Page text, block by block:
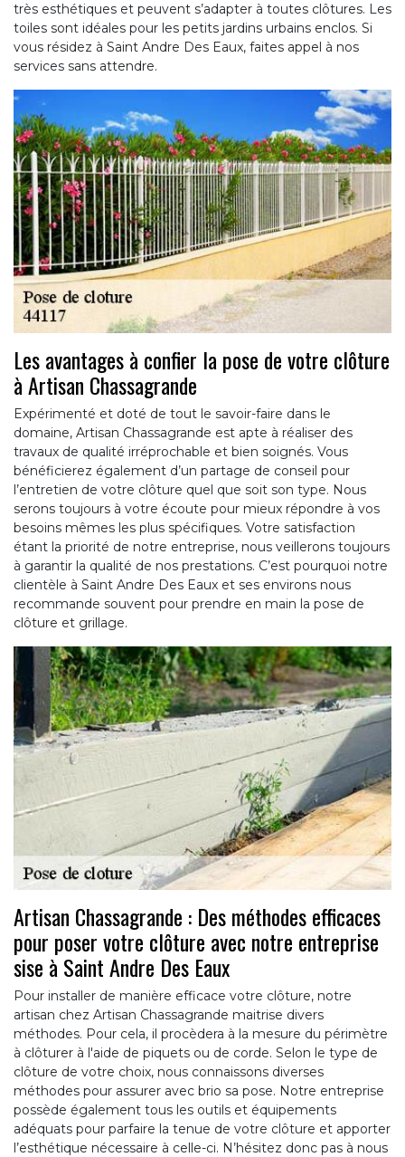
très esthétiques et peuvent s’adapter à toutes clôtures. Les
toiles sont idéales pour les petits jardins urbains enclos. Si
vous résidez à Saint Andre Des Eaux, faites appel à nos
services sans attendre.
Les avantages à confier la pose de votre clôture
à Artisan Chassagrande
Expérimenté et doté de tout le savoir-faire dans le
domaine, Artisan Chassagrande est apte à réaliser des
travaux de qualité irréprochable et bien soignés. Vous
bénéficierez également d’un partage de conseil pour
l’entretien de votre clôture quel que soit son type. Nous
serons toujours à votre écoute pour mieux répondre à vos
besoins mêmes les plus spécifiques. Votre satisfaction
étant la priorité de notre entreprise, nous veillerons toujours
à garantir la qualité de nos prestations. C’est pourquoi notre
clientèle à Saint Andre Des Eaux et ses environs nous
recommande souvent pour prendre en main la pose de
clôture et grillage.
Artisan Chassagrande : Des méthodes efficaces
pour poser votre clôture avec notre entreprise
sise à Saint Andre Des Eaux
Pour installer de manière efficace votre clôture, notre
artisan chez Artisan Chassagrande maitrise divers
méthodes. Pour cela, il procèdera à la mesure du périmètre
à clôturer à l'aide de piquets ou de corde. Selon le type de
clôture de votre choix, nous connaissons diverses
méthodes pour assurer avec brio sa pose. Notre entreprise
possède également tous les outils et équipements
adéquats pour parfaire la tenue de votre clôture et apporter
l’esthétique nécessaire à celle-ci. N’hésitez donc pas à nous